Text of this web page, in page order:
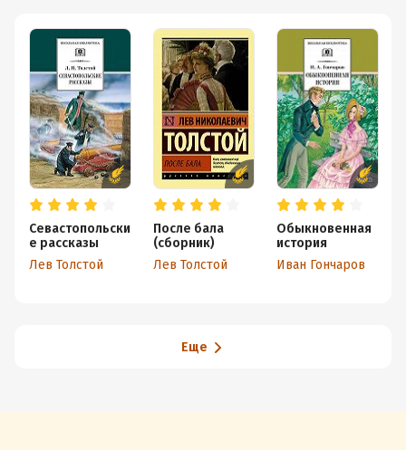
Севастопольски
е рассказы
Лев Толстой
После бала
(сборник)
Лев Толстой
Обыкновенная
история
Иван Гончаров
Еще